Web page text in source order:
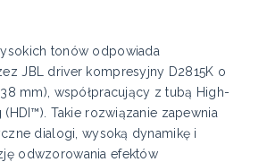
tonów odpowiada
JBL driver kompresyjny D2815K o
mm), współpracujący z tubą High-
(HDI™). Takie rozwiązanie zapewnia
dialogi, wysoką dynamikę i
odwzorowania efektów